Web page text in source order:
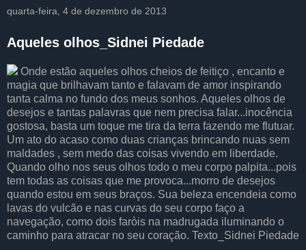
quarta-feira, 4 de dezembro de 2013
Aqueles olhos_Sidnei Piedade
Onde estão aqueles olhos cheios de feitiço , encanto e
magia que brilhavam tanto e falavam de amor inspirando
tanta calma no fundo dos meus sonhos. Aqueles olhos de
desejos e tantas palavras que nem precisa falar...inocência
gostosa, basta um toque me tira da terra fazendo me flutuar.
Um ato do acaso como duas crianças brincando nuas sem
maldades , sem medo das coisas vivendo em liberdade.
Quando olho nos seus olhos todo o meu corpo palpita...pois
tem todas as coisas que me provoca...morro de desejos
quando estou em seus braços. Sua beleza encendeia como
lavas do vulcão e nas curvas do seu corpo faço a
navegação, como dois faròis na madrugada iluminando o
caminho para atracar no seu coração. Texto_Sidnei Piedade